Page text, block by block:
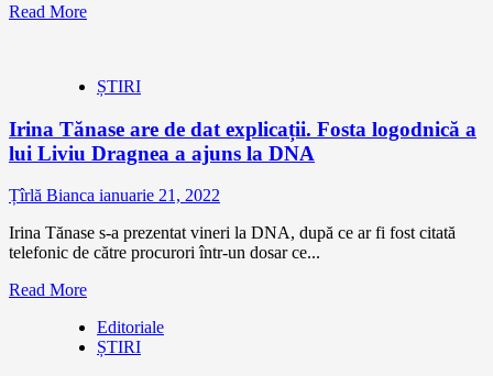
Read More
ȘTIRI
Irina Tănase are de dat explicații. Fosta logodnică a
lui Liviu Dragnea a ajuns la DNA
Țîrlă Bianca ianuarie 21, 2022
Irina Tănase s-a prezentat vineri la DNA, după ce ar fi fost citată
telefonic de către procurori într-un dosar ce...
Read More
Editoriale
ȘTIRI